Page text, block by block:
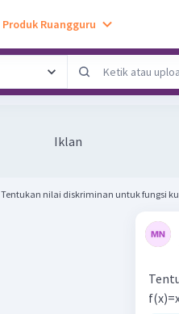
Produk Ruangguru
Iklan
Tentukan nilai diskriminan untuk fungsi